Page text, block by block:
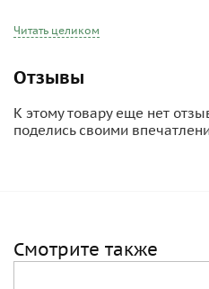
к палатке и плащ-палатке. Ко
поясному ремню. Для
шинели ранец имеет 4
которых (длинный)
концов скатки шинели в тех
Читать целиком
Отзывы
К этому товару еще нет
поделись своими
Смотрите также